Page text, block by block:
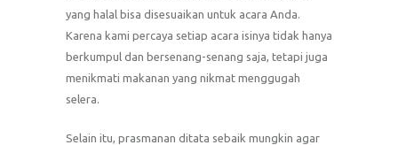
yang halal bisa disesuaikan untuk acara Anda.
Karena kami percaya setiap acara isinya tidak hanya
berkumpul dan bersenang-senang saja, tetapi juga
menikmati makanan yang nikmat menggugah
selera.
Selain itu, prasmanan ditata sebaik mungkin agar